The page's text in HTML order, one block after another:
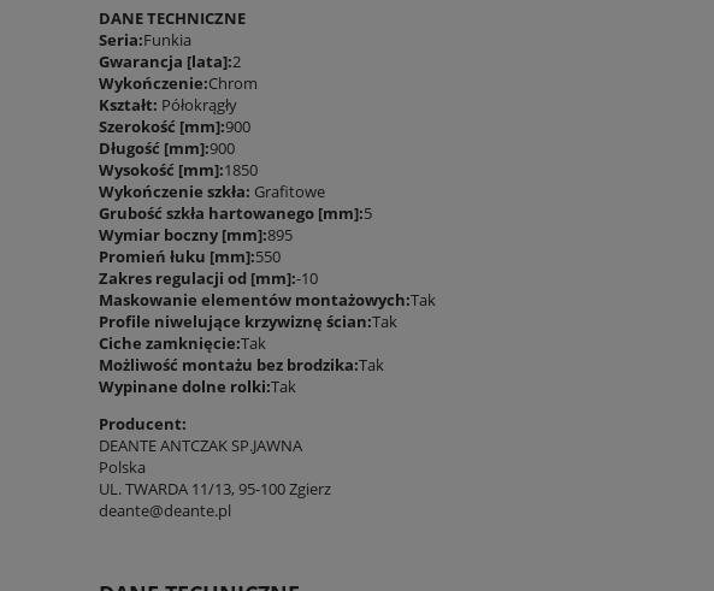
DANE TECHNICZNE
Seria:Funkia
Gwarancja [lata]:2
Wykończenie:Chrom
Kształt: Półokrągły
Szerokość [mm]:900
Długość [mm]:900
Wysokość [mm]:1850
Wykończenie szkła: Grafitowe
Grubość szkła hartowanego [mm]:5
Wymiar boczny [mm]:895
Promień łuku [mm]:550
Zakres regulacji od [mm]:-10
Maskowanie elementów montażowych:Tak
Profile niwelujące krzywiznę ścian:Tak
Ciche zamknięcie:Tak
Możliwość montażu bez brodzika:Tak
Wypinane dolne rolki:Tak
Producent:
DEANTE ANTCZAK SP.JAWNA
Polska
UL. TWARDA 11/13, 95-100 Zgierz
deante@deante.pl